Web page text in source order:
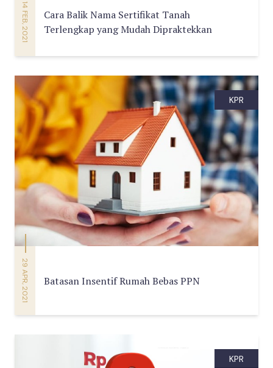
14 FEB, 2021
Cara Balik Nama Sertifikat Tanah
Terlengkap yang Mudah Dipraktekkan
KPR
29 APR, 2021 Batasan Insentif Rumah Bebas PPN
KPR